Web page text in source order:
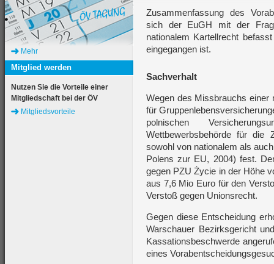
Zusammenfassung des
sich der EuGH mit der
nationalem Kartellrecht
eingegangen ist.
Sachverhalt
Wegen des Missbrauchs einer
für
polnischen
Wettbewerbsbehörde für die
sowohl von nationalem als
Polens zur EU, 2004) fest.
gegen PZU Życie in der Höhe
aus 7,6 Mio Euro für den
Verstoß gegen Unionsrecht.
Gegen diese Entscheidung
Warschauer Bezirksgericht
Kassationsbeschwerde
eines
Mehr
Mitglied werden
Nutzen Sie die Vorteile einer
Mitgliedschaft bei der ÖV
Mitgliedsvorteile